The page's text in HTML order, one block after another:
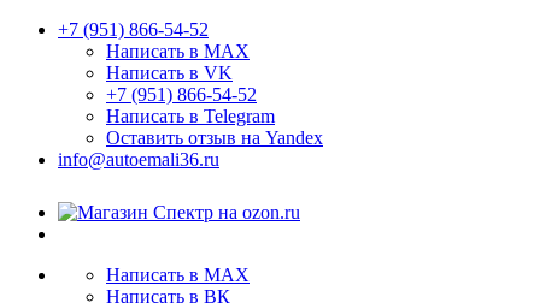
+7 (951) 866-54-52
Написать в MAX
Написать в VK
+7 (951) 866-54-52
Написать в Telegram
Оставить отзыв на Yandex
info@autoemali36.ru
Написать в MAX
Написать в ВК